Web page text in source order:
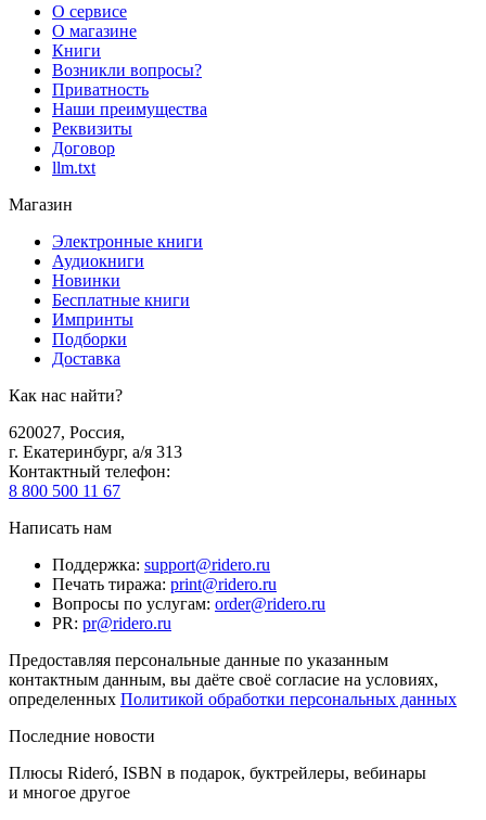
О сервисе
О магазине
Книги
Возникли вопросы?
Приватность
Наши преимущества
Реквизиты
Договор
llm.txt
Магазин
Электронные книги
Аудиокниги
Новинки
Бесплатные книги
Импринты
Подборки
Доставка
Как нас найти?
620027, Россия,
г. Екатеринбург, а/я 313
Контактный телефон:
8 800 500 11 67
Написать нам
Поддержка: support@ridero.ru
Печать тиража: print@ridero.ru
Вопросы по услугам: order@ridero.ru
PR: pr@ridero.ru
Предоставляя персональные данные по указанным
контактным данным, вы даёте своё согласие на условиях,
определенных Политикой обработки персональных данных
Последние новости
Плюсы Rideró, ISBN в подарок, буктрейлеры, вебинары
и многое другое